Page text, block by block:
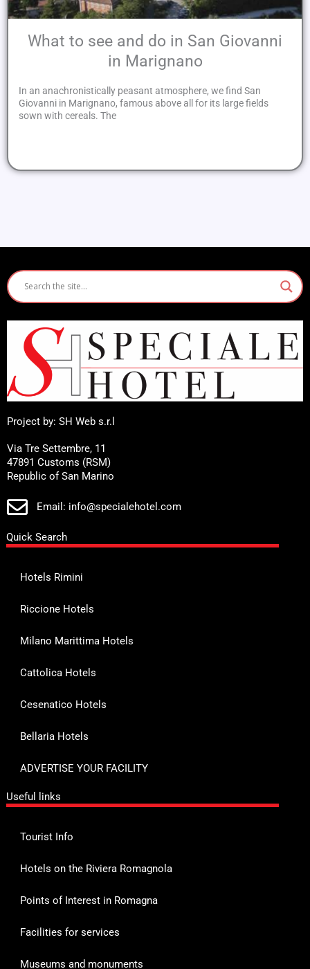
What to see and do in San Giovanni
in Marignano
In an anachronistically peasant atmosphere, we find San
Giovanni in Marignano, famous above all for its large fields
sown with cereals. The
Project by: SH Web s.r.l
Via Tre Settembre, 11
47891 Customs (RSM)
Republic of San Marino
Email: info@specialehotel.com
Quick Search
Hotels Rimini
Riccione Hotels
Milano Marittima Hotels
Cattolica Hotels
Cesenatico Hotels
Bellaria Hotels
ADVERTISE YOUR FACILITY
Useful links
Tourist Info
Hotels on the Riviera Romagnola
Points of Interest in Romagna
Facilities for services
Museums and monuments